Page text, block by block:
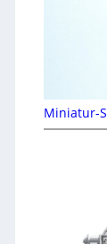
Miniatur-